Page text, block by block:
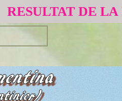
RESULTAT DE